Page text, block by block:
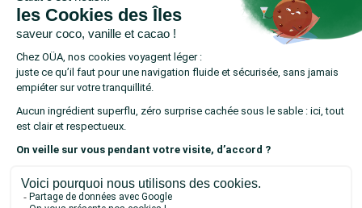
RETROUVEZ-NOUS SUR
Marchand approuvé par la Société des Avis Garantis,